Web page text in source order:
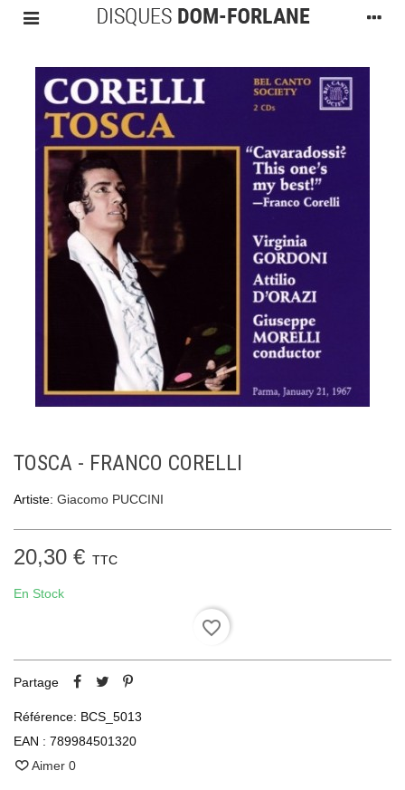
TOSCA - FRANCO CORELLI
Artiste: Giacomo PUCCINI
20,30 € TTC
En Stock
favorite_border
Partage
Référence: BCS_5013
EAN : 789984501320
Aimer 0